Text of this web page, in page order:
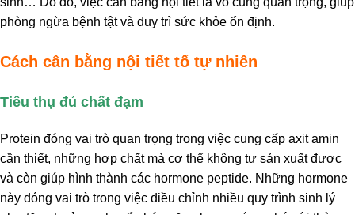
phòng ngừa bệnh tật và duy trì sức khỏe ổn định.
Cách cân bằng nội tiết tố tự nhiên
Tiêu thụ đủ chất đạm
Protein đóng vai trò quan trọng trong việc cung cấp axit amin
cần thiết, những hợp chất mà cơ thể không tự sản xuất được
và còn giúp hình thành các hormone peptide. Những hormone
này đóng vai trò trong việc điều chỉnh nhiều quy trình sinh lý